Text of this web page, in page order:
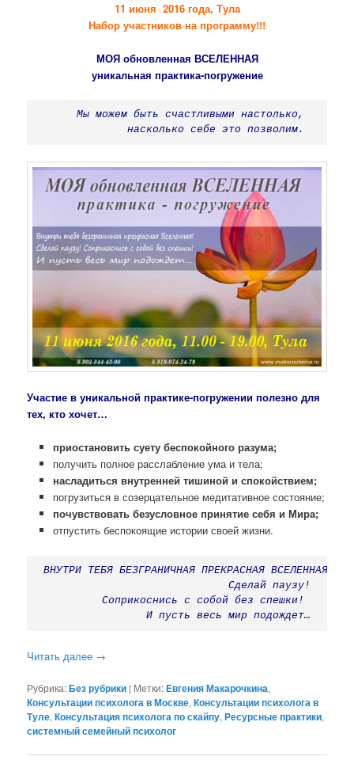
11 июня 2016 года, Тула
Набор участников на программу!!!
МОЯ обновленная ВСЕЛЕННАЯ
уникальная практика-погружение
Мы можем быть счастливыми настолько,
насколько себе это позволим.
Участие в уникальной практике-погружении полезно для
тех, кто хочет…
приостановить суету беспокойного разума;
получить полное расслабление ума и тела;
насладиться внутренней тишиной и спокойствием;
погрузиться в созерцательное медитативное состояние;
почувствовать безусловное принятие себя и Мира;
отпустить беспокоящие истории своей жизни.
ВНУТРИ ТЕБЯ БЕЗГРАНИЧНАЯ ПРЕКРАСНАЯ ВСЕЛЕННАЯ!
Сделай паузу!
Соприкоснись с собой без спешки!
И пусть весь мир подождет…
Читать далее →
Рубрика:Без рубрики | Метки:Евгения Макарочкина,
Консультации психолога в Москве,Консультации психолога в
Туле,Консультация психолога по скайпу,Ресурсные практики,
системный семейный психолог